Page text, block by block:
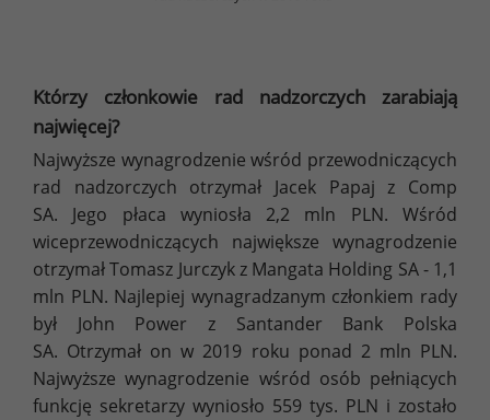
Którzy członkowie rad nadzorczych zarabiają
najwięcej?
Najwyższe wynagrodzenie wśród przewodniczących
rad nadzorczych otrzymał Jacek Papaj z Comp
SA. Jego płaca wyniosła 2,2 mln PLN. Wśród
wiceprzewodniczących największe wynagrodzenie
otrzymał Tomasz Jurczyk z Mangata Holding SA - 1,1
mln PLN. Najlepiej wynagradzanym członkiem rady
był John Power z Santander Bank Polska
SA. Otrzymał on w 2019 roku ponad 2 mln PLN.
Najwyższe wynagrodzenie wśród osób pełniących
funkcję sekretarzy wyniosło 559 tys. PLN i zostało